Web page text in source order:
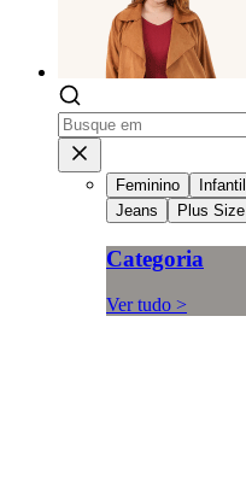
Feminino Infantil
Jeans
Plus Size
Categoria
Ver tudo >